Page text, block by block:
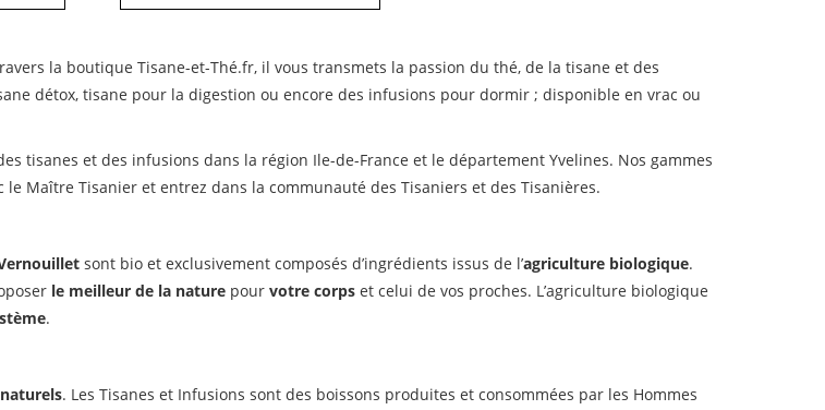
la boutique Tisane-et-Thé.fr, il vous transmets la passion du thé, de la tisane et des
détox, tisane pour la digestion ou encore des infusions pour dormir ; disponible en vrac ou
tisanes et des infusions dans la région Ile-de-France et le département Yvelines. Nos gammes
Maître Tisanier et entrez dans la communauté des Tisaniers et des Tisanières.
sont bio et exclusivement composés d’ingrédients issus de l’agriculture biologique.
le meilleur de la nature pour votre corps et celui de vos proches. L’agriculture biologique
.
. Les Tisanes et Infusions sont des boissons produites et consommées par les Hommes